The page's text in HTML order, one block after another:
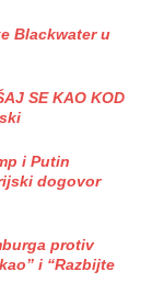
Blackwater u
SE KAO KOD
i Putin
dogovor
protiv
i “Razbijte